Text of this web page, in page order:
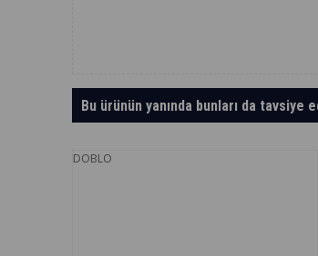
Bu ürünün yanında bunları da tavsiye
DOBLO